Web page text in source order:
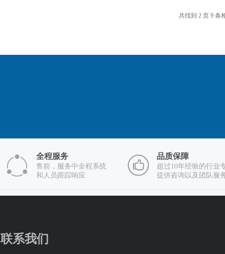
共找到 2 页 9 条
全程服务
售前，服务中全程系统
和人员跟踪响应
品质保障
超过10年经验的行业
提供咨询以及团队服
联系我们